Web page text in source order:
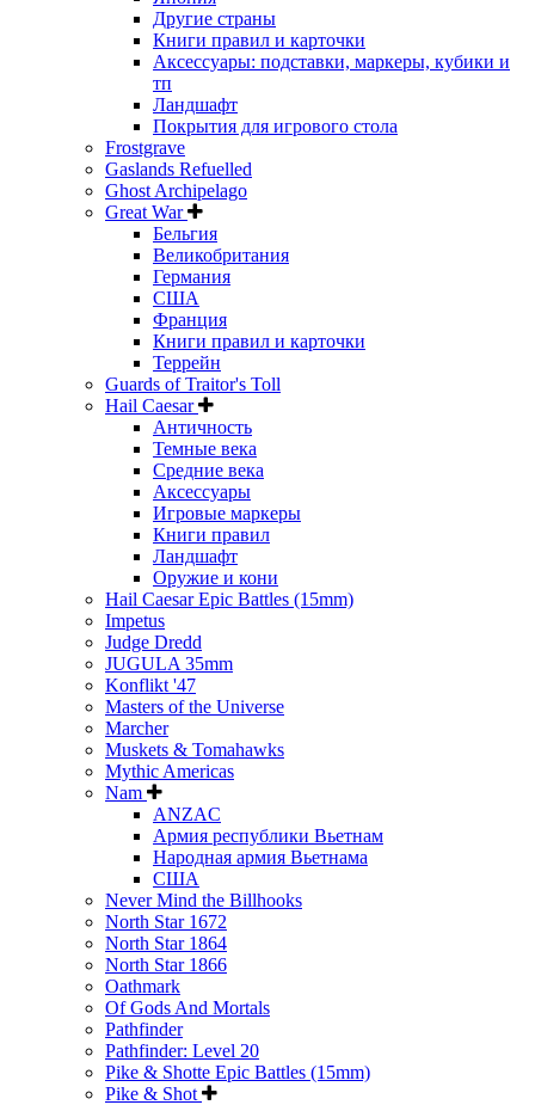
Другие страны
Книги правил и карточки
Аксессуары: подставки, маркеры, кубики и
тп
Ландшафт
Покрытия для игрового стола
Frostgrave
Gaslands Refuelled
Ghost Archipelago
Great War
Бельгия
Великобритания
Германия
США
Франция
Книги правил и карточки
Террейн
Guards of Traitor's Toll
Hail Caesar
Античность
Темные века
Средние века
Аксессуары
Игровые маркеры
Книги правил
Ландшафт
Оружие и кони
Hail Caesar Epic Battles (15mm)
Impetus
Judge Dredd
JUGULA 35mm
Konflikt '47
Masters of the Universe
Marcher
Muskets & Tomahawks
Mythic Americas
Nam
ANZAC
Армия республики Вьетнам
Народная армия Вьетнама
США
Never Mind the Billhooks
North Star 1672
North Star 1864
North Star 1866
Oathmark
Of Gods And Mortals
Pathfinder
Pathfinder: Level 20
Pike & Shotte Epic Battles (15mm)
Pike & Shot